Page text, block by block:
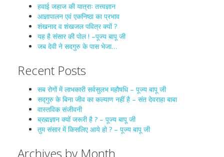
हवाई जहाज की यात्राः तत्त्वज्ञान
आज्ञापालन एवं एकनिष्ठा का प्रभाव
शंखनाद व शंखजल पवित्र क्यों ?
यह है संसार की पोल ! –पूज्य बापू जी
जब देवी ने सदगुरु के पास भेजा…
Recent Posts
सब रोगों में लाभकारी सर्वसुलभ महौषधि – पूज्य बापू जी
सद्गुरु के बिना जीव का कल्याण नहीं है – संत देवराहा बाबा
वास्तविक संजीवनी
ब्रह्मज्ञान क्यों जरूरी है ? – पूज्य बापू जी
तुम संसार में किसलिए आये हो ? – पूज्य बापू जी
Archives by Month